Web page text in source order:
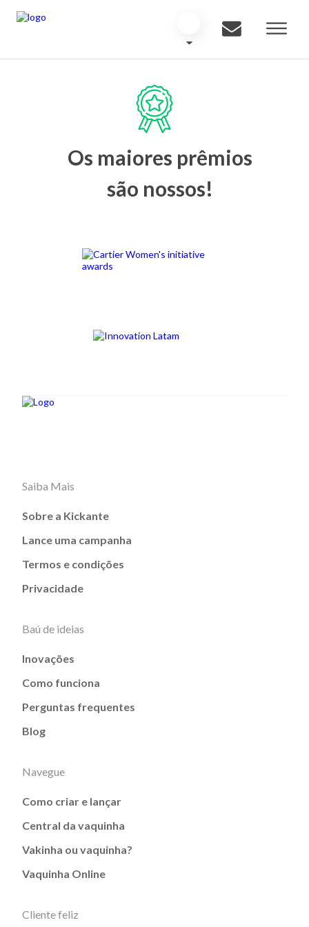
Os maiores prêmios
são nossos!
Saiba Mais
Sobre a Kickante
Lance uma campanha
Termos e condições
Privacidade
Baú de ideias
Inovações
Como funciona
Perguntas frequentes
Blog
Navegue
Como criar e lançar
Central da vaquinha
Vakinha ou vaquinha?
Vaquinha Online
Cliente feliz